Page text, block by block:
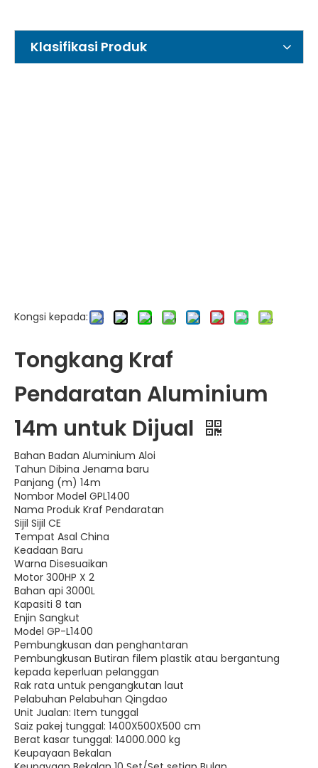
Klasifikasi Produk
Kongsi kepada:
Tongkang Kraf
Pendaratan Aluminium
14m untuk Dijual
Bahan Badan Aluminium Aloi
Tahun Dibina Jenama baru
Panjang (m) 14m
Nombor Model GPL1400
Nama Produk Kraf Pendaratan
Sijil Sijil CE
Tempat Asal China
Keadaan Baru
Warna Disesuaikan
Motor 300HP X 2
Bahan api 3000L
Kapasiti 8 tan
Enjin Sangkut
Model GP-L1400
Pembungkusan dan penghantaran
Pembungkusan Butiran filem plastik atau bergantung
kepada keperluan pelanggan
Rak rata untuk pengangkutan laut
Pelabuhan Pelabuhan Qingdao
Unit Jualan: Item tunggal
Saiz pakej tunggal: 1400X500X500 cm
Berat kasar tunggal: 14000.000 kg
Keupayaan Bekalan